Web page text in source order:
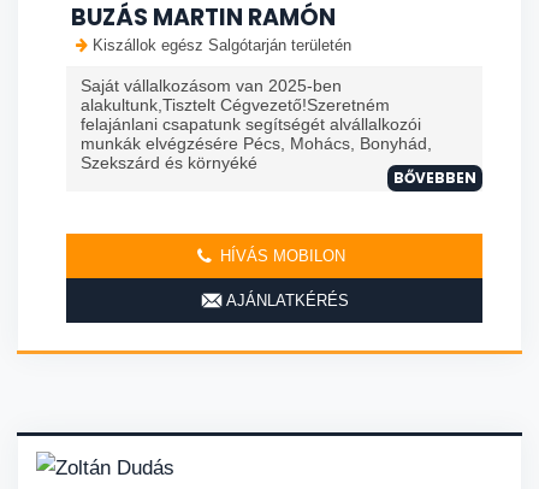
BUZÁS MARTIN RAMÓN
Kiszállok egész Salgótarján területén
Saját vállalkozásom van 2025-ben
alakultunk,Tisztelt Cégvezető!Szeretném
felajánlani csapatunk segítségét alvállalkozói
munkák elvégzésére Pécs, Mohács, Bonyhád,
Szekszárd és környéké
BŐVEBBEN
HÍVÁS MOBILON
AJÁNLATKÉRÉS